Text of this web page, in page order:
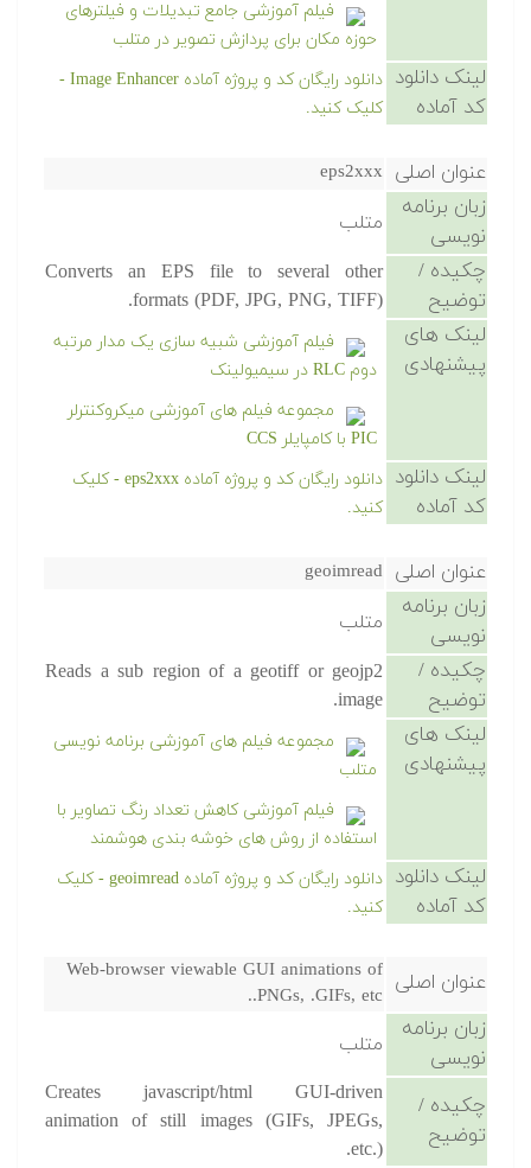
فیلم آموزشی جامع تبدیلات و فیلترهای
حوزه مکان برای پردازش تصویر در متلب
لینک دانلود
کد آماده
دانلود رایگان کد و پروژه آماده Image Enhancer -
کلیک کنید.
عنوان اصلی eps2xxx
زبان برنامه
نویسی
متلب
چکیده /
توضیح
Converts an EPS file to several other
formats (PDF, JPG, PNG, TIFF).
لینک های
پیشنهادی
فیلم آموزشی شبیه سازی یک مدار مرتبه
دوم RLC در سیمیولینک
مجموعه فیلم های آموزشی میکروکنترلر
PIC با کامپایلر CCS
لینک دانلود
کد آماده
دانلود رایگان کد و پروژه آماده eps2xxx - کلیک
کنید.
عنوان اصلی geoimread
زبان برنامه
نویسی
متلب
چکیده /
توضیح
Reads a sub region of a geotiff or geojp2
image.
لینک های
پیشنهادی
مجموعه فیلم های آموزشی برنامه نویسی
متلب
فیلم آموزشی کاهش تعداد رنگ تصاویر با
استفاده از روش های خوشه بندی هوشمند
لینک دانلود
کد آماده
دانلود رایگان کد و پروژه آماده geoimread - کلیک
کنید.
عنوان اصلی Web-browser viewable GUI animations of
.PNGs, .GIFs, etc.
زبان برنامه
نویسی
متلب
چکیده /
توضیح
Creates javascript/html GUI-driven
animation of still images (GIFs, JPEGs,
etc.).